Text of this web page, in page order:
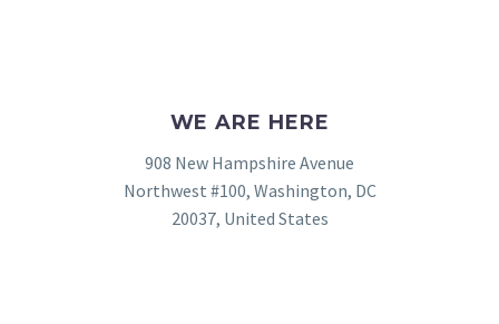
WE ARE HERE
908 New Hampshire Avenue
Northwest #100, Washington, DC
20037, United States